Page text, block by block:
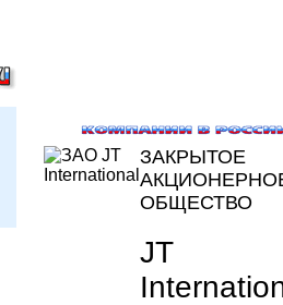
ЗАКРЫТОЕ
ОБЩЕСТВО
JT